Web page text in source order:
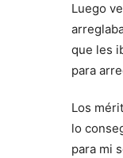
Luego
que les
para
Los
lo
para mi